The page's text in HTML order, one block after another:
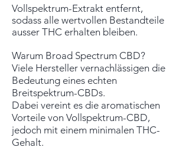
Vollspektrum-Extrakt entfernt,
sodass alle wertvollen Bestandteile
ausser THC erhalten bleiben.
Warum Broad Spectrum CBD?
Viele Hersteller vernachlässigen die
Bedeutung eines echten
Breitspektrum-CBDs.
Dabei vereint es die aromatischen
Vorteile von Vollspektrum-CBD,
jedoch mit einem minimalen THC-
Gehalt.